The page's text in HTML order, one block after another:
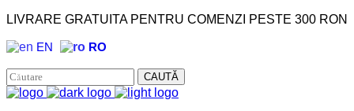
LIVRARE GRATUITA PENTRU COMENZI PESTE 300 RON
EN RO
CAUTĂ